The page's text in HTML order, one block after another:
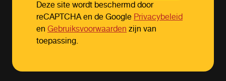
Deze site wordt beschermd door
reCAPTCHA en de GooglePrivacybeleid
en Gebruiksvoorwaardenzijn van
toepassing.